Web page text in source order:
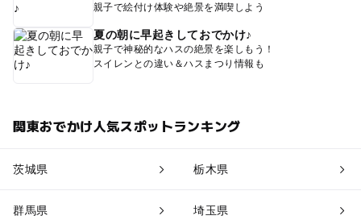
親子で絵付け体験や絶景を満喫しよう
夏の朝に早起きしておでかけ♪
親子で神秘的なハスの絶景を楽しもう！
スイレンとの違い＆ハスまつり情報も
関東おでかけ人気スポットランキング
茨城県 栃木県
群馬県 埼玉県